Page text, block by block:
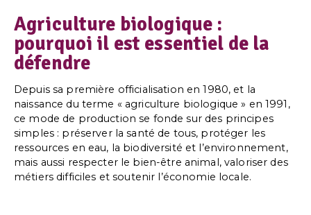
Agriculture biologique :
pourquoi il est essentiel de la
défendre
Depuis sa première officialisation en 1980, et la
naissance du terme « agriculture biologique » en 1991,
ce mode de production se fonde sur des principes
simples : préserver la santé de tous, protéger les
ressources en eau, la biodiversité et l’environnement,
mais aussi respecter le bien-être animal, valoriser des
métiers difficiles et soutenir l’économie locale.